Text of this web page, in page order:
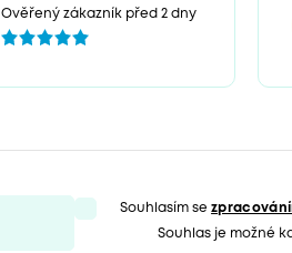
Ověřený zákazník před 2 dny
Souhlasím se
Souhlas je možné